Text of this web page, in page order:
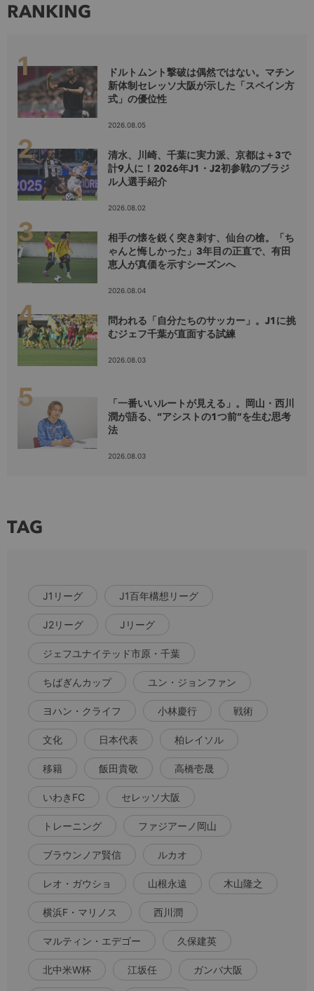
RANKING
ドルトムント撃破は偶然ではない。マチン
新体制セレッソ大阪が示した「スペイン方
式」の優位性
2026.08.05
清水、川崎、千葉に実力派、京都は＋3で
計9人に！2026年J1・J2初参戦のブラジ
ル人選手紹介
2026.08.02
相手の懐を鋭く突き刺す、仙台の槍。「ち
ゃんと悔しかった」3年目の正直で、有田
恵人が真価を示すシーズンへ
2026.08.04
問われる「自分たちのサッカー」。J1に挑
むジェフ千葉が直面する試練
2026.08.03
「一番いいルートが見える」。岡山・西川
潤が語る、“アシストの1つ前”を生む思考
法
2026.08.03
TAG
J1リーグ J1百年構想リーグ
J2リーグ Jリーグ
ジェフユナイテッド市原・千葉
ちばぎんカップ ユン・ジョンファン
ヨハン・クライフ 小林慶行 戦術
文化 日本代表 柏レイソル
移籍 飯田貴敬 高橋壱晟
いわきFC セレッソ大阪
トレーニング ファジアーノ岡山
ブラウンノア賢信 ルカオ
レオ・ガウショ 山根永遠 木山隆之
横浜F・マリノス 西川潤
マルティン・エデゴー 久保建英
北中米W杯 江坂任 ガンバ大阪